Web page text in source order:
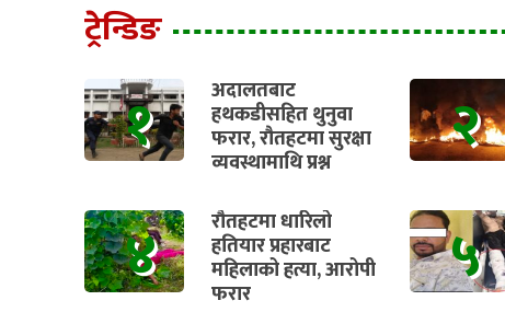
ट्रेन्डिङ
१ अदालतबाट
हथकडीसहित थुनुवा
फरार, रौतहटमा सुरक्षा
व्यवस्थामाथि प्रश्न २
४ रौतहटमा धारिलो
हतियार प्रहारबाट
महिलाको हत्या, आरोपी
फरार ५